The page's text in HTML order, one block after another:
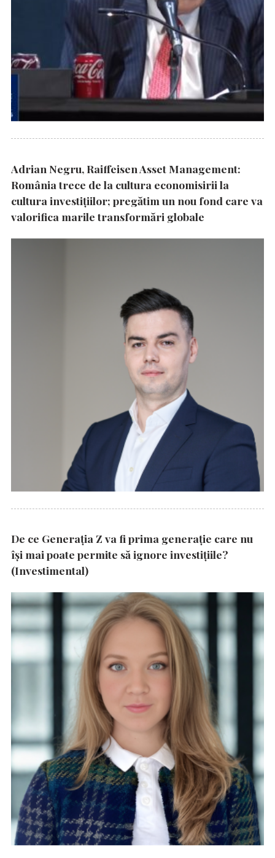
Adrian Negru, Raiffeisen Asset Management:
România trece de la cultura economisirii la
cultura investițiilor; pregătim un nou fond care va
valorifica marile transformări globale
De ce Generația Z va fi prima generație care nu
își mai poate permite să ignore investițiile?
(Investimental)